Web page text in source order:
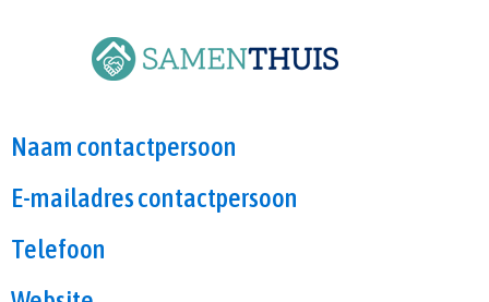
Naam contactpersoon
E-mailadres contactpersoon
Telefoon